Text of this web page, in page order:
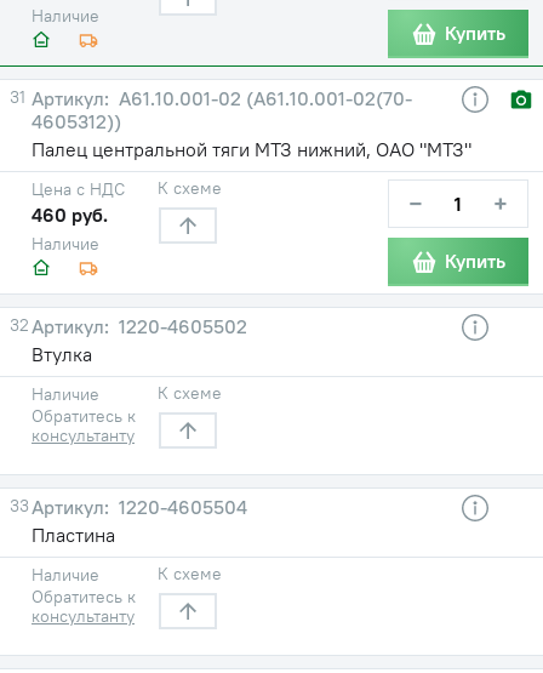
Наличие
Купить
31
А61.10.001-02 (А61.10.001-02(70-
4605312))
Палец центральной тяги МТЗ нижний, ОАО "МТЗ"
Наличие
Цена с НДС
460 руб.
К схеме − +
Купить
32
1220-4605502
Втулка
Наличие
Обратитесь к
консультанту
К схеме
33
1220-4605504
Пластина
Наличие
Обратитесь к
консультанту
К схеме